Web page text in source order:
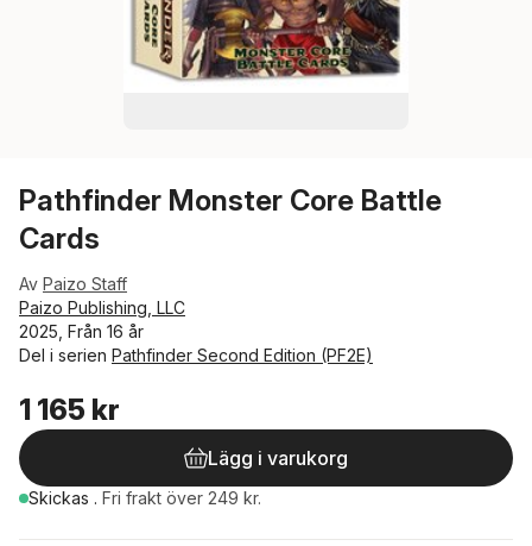
Pathfinder Monster Core Battle
Cards
Av Paizo Staff
Paizo Publishing, LLC
2025, Från 16 år
Del i serien Pathfinder Second Edition (PF2E)
1 165 kr
Lägg i varukorg
Skickas . Fri frakt över 249 kr.